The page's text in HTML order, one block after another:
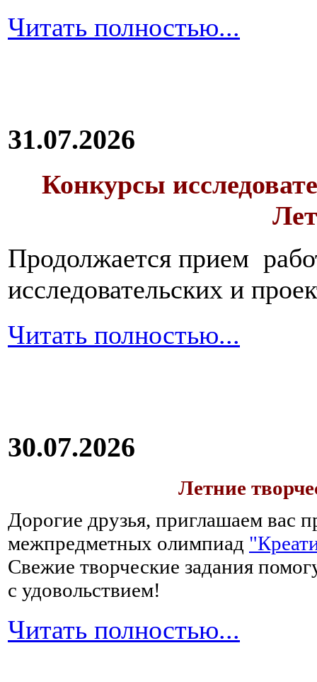
Читать полностью...
31.07.2026
Конкурсы
Продолжается прием
исследовательских и
Читать полностью...
30.07.2026
Летние
Дорогие друзья, приглашаем вас
межпредметных олимпиад
Свежие творческие задания
с удовольствием!
Читать полностью...